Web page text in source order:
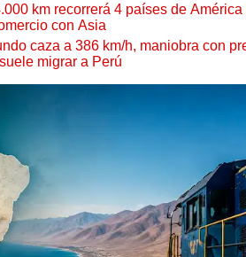
km recorrerá 4 países de
con Asia
caza a 386 km/h, maniobra con
migrar a Perú